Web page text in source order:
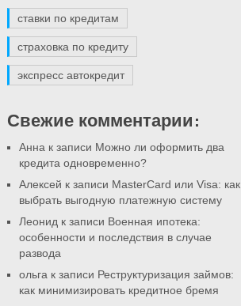
ставки по кредитам
страховка по кредиту
экспресс автокредит
Свежие комментарии:
Анна к записи Можно ли оформить два
кредита одновременно?
Алексей к записи MasterCard или Visa: как
выбрать выгодную платежную систему
Леонид к записи Военная ипотека:
особенности и последствия в случае
развода
ольга к записи Реструктуризация займов:
как минимизировать кредитное бремя